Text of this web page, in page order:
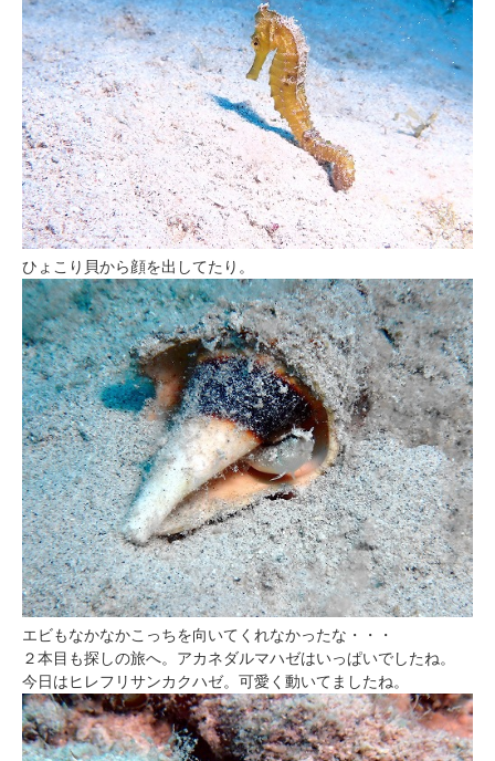
ひょこり貝から顔を出してたり。
エビもなかなかこっちを向いてくれなかったな・・・
２本目も探しの旅へ。アカネダルマハゼはいっぱいでしたね。
今日はヒレフリサンカクハゼ。可愛く動いてましたね。